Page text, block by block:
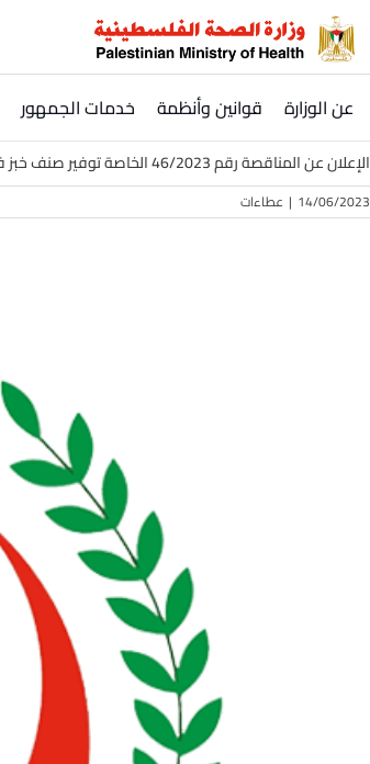
عن الوزارة قوانين وأنظمة خدمات الجمهور
الإعلان عن المناقصة رقم 46/2023 الخاصة توفير صنف خبز فينو لمخازن الأغذية بوزارة الصحة بتمويل من وزارة المالية
14/06/2023
| عطاءات